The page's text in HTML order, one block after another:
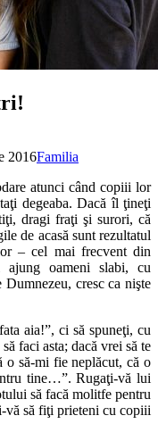
2016Familia
atunci când copiii lor
degeaba. Dacă îl ţineţi
dragi fraţi şi surori, că
de acasă sunt rezultatul
– cel mai frecvent din
oameni slabi, cu
cresc ca nişte
aia!”, ci să spuneţi, cu
faci asta; dacă vrei să te
o să-mi fie neplăcut, că o
tine…”. Rugaţi-vă lui
să facă molitfe pentru
vă să fiţi prieteni cu copiii